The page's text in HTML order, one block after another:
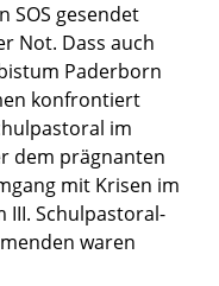
SOS gesendet
Not. Dass auch
Paderborn
konfrontiert
im
dem prägnanten
mit Krisen im
III. Schulpastoral-
waren